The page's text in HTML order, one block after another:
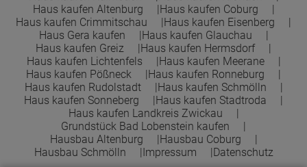
Haus kaufen Altenburg
Haus kaufen Coburg
Haus kaufen Crimmitschau
Haus kaufen Eisenberg
Haus Gera kaufen
Haus kaufen Glauchau
Haus kaufen Greiz
Haus kaufen Hermsdorf
Haus kaufen Lichtenfels
Haus kaufen Meerane
Haus kaufen Pößneck
Haus kaufen Ronneburg
Haus kaufen Rudolstadt
Haus kaufen Schmölln
Haus kaufen Sonneberg
Haus kaufen Stadtroda
Haus kaufen Landkreis Zwickau
Grundstück Bad Lobenstein kaufen
Hausbau Altenburg
Hausbau Coburg
Hausbau Schmölln
Impressum Datenschutz